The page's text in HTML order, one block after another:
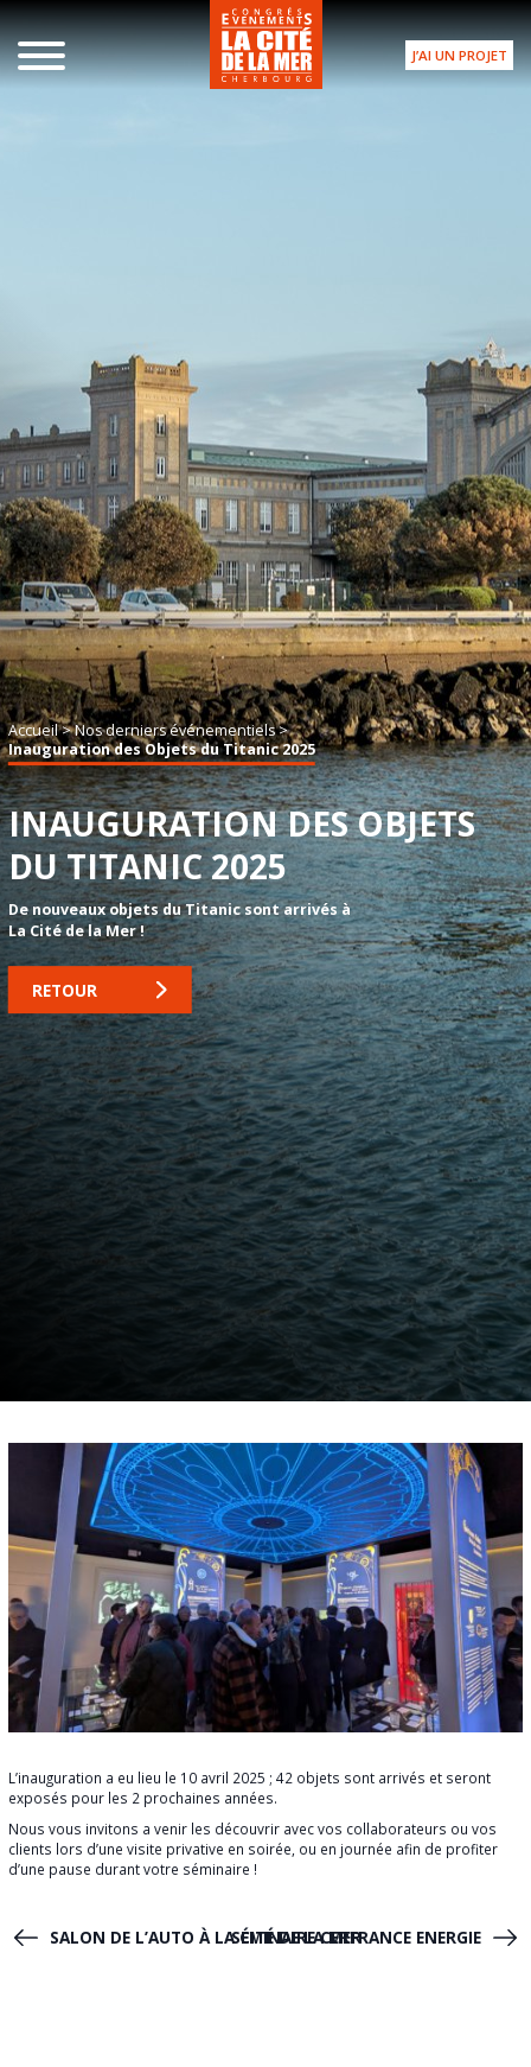
J’AI UN PROJET
Accueil>Nos derniers événementiels>
Inauguration des Objets du Titanic 2025
INAUGURATION DES OBJETS
DU TITANIC 2025
De nouveaux objets du Titanic sont arrivés à
La Cité de la Mer !
RETOUR
L’inauguration a eu lieu le 10 avril 2025 ; 42 objets sont arrivés et seront
exposés pour les 2 prochaines années.
Nous vous invitons a venir les découvrir avec vos collaborateurs ou vos
clients lors d’une visite privative en soirée, ou en journée afin de profiter
d’une pause durant votre séminaire !
SALON DE L’AUTO À LA CITÉ DE LA MER
SÉMINAIRE CERFRANCE ENERGIE